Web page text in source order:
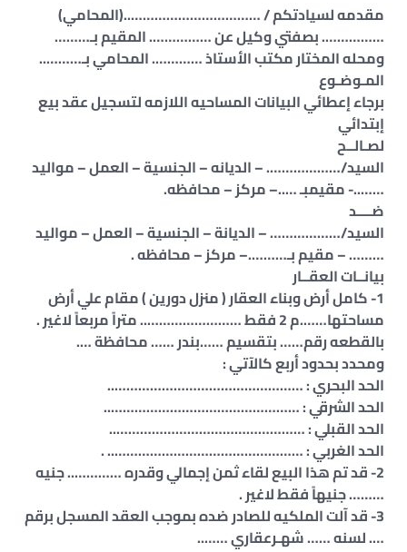
مقدمه لسيادتكم / ……………………………..(المحامي)
……………. بصفتي وكيل عن ……………. المقيم بـ………
ومحله المختار مكتب الأستاذ …………. المحامي بـ………..
المـوضـوع
برجاء إعطائي البيانات المساحيه اللازمه لتسجيل عقد بيع
إبتدائي
لصـالــح
السيد/………………. – الديانه – الجنسية – العمل – مواليد
……..- مقيمبـ …..– مركز – محافظه.
ضــــد
السيد/……………… – الديانة – الجنسية – العمل – مواليد
……… – مقيم بـ……….– مركز – محافظه .
بيانــات العقــار
1- كامل أرض وبناء العقار ( منزل دورين ) مقام علي أرض
مساحتها…….م 2 فقط …………………….. متراً مربعاً لاغير .
بالقطعه رقم…… بتقسيم ……بندر …… محافظة ….
ومحدد بحدود أربع كالآتي :
الحد البحري : …………………………………………..
الحد الشرقي : …………………………………………..
الحد القبلي : …………………………………………..
الحد الغربي : ………………………………………….. .
2- قد تم هذا البيع لقاء ثمن إجمالي وقدره ………….. جنيه
……… جنيهاً فقط لاغير .
3- قد آلت الملكيه للصادر ضده بموجب العقد المسجل برقم
…. لسنه …… شهـرعقاري ……..